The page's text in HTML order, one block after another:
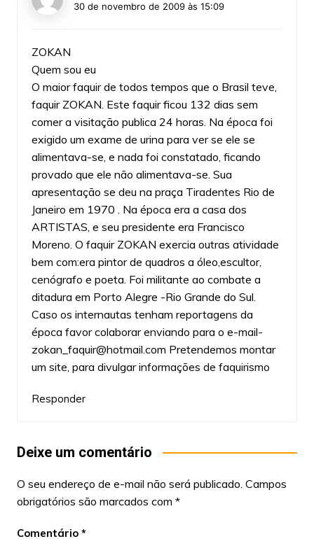
30 de novembro de 2009 às 15:09
ZOKAN
Quem sou eu
O maior faquir de todos tempos que o Brasil teve,
faquir ZOKAN. Este faquir ficou 132 dias sem
comer a visitação publica 24 horas. Na época foi
exigido um exame de urina para ver se ele se
alimentava-se, e nada foi constatado, ficando
provado que ele não alimentava-se. Sua
apresentação se deu na praça Tiradentes Rio de
Janeiro em 1970 . Na época era a casa dos
ARTISTAS, e seu presidente era Francisco
Moreno. O faquir ZOKAN exercia outras atividade
bem com:era pintor de quadros a óleo,escultor,
cenógrafo e poeta. Foi militante ao combate a
ditadura em Porto Alegre -Rio Grande do Sul.
Caso os internautas tenham reportagens da
época favor colaborar enviando para o e-mail-
zokan_faquir@hotmail.com Pretendemos montar
um site, para divulgar informações de faquirismo
Responder
Deixe um comentário
O seu endereço de e-mail não será publicado. Campos
obrigatórios são marcados com *
Comentário *